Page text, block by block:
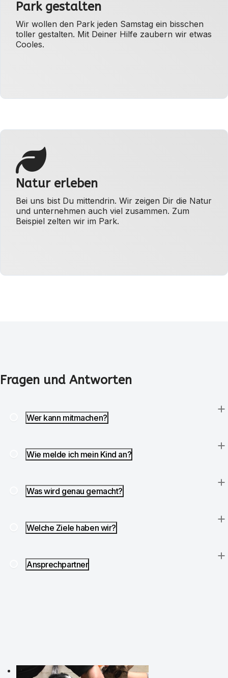
Park gestalten
Wir wollen den Park jeden Samstag ein bisschen
toller gestalten. Mit Deiner Hilfe zaubern wir etwas
Cooles.
Natur erleben
Bei uns bist Du mittendrin. Wir zeigen Dir die Natur
und unternehmen auch viel zusammen. Zum
Beispiel zelten wir im Park.
Fragen und Antworten
Wer kann mitmachen?
Wie melde ich mein Kind an?
Was wird genau gemacht?
Welche Ziele haben wir?
Ansprechpartner